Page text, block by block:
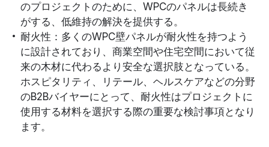
のプロジェクトのために、WPCのパネルは長続き
がする、低維持の解決を提供する。
耐火性：多くのWPC壁パネルが耐火性を持つよう
に設計されており、商業空間や住宅空間において従
来の木材に代わるより安全な選択肢となっている。
ホスピタリティ、リテール、ヘルスケアなどの分野
のB2Bバイヤーにとって、耐火性はプロジェクトに
使用する材料を選択する際の重要な検討事項となり
ます。